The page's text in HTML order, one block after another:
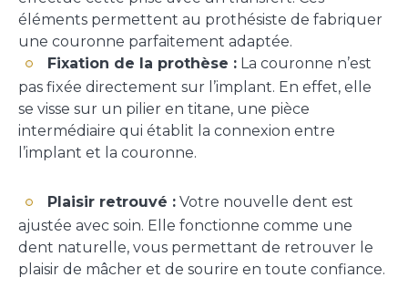
éléments permettent au prothésiste de fabriquer
une couronne parfaitement adaptée.
Fixation de la prothèse : La couronne n’est
pas fixée directement sur l’implant. En effet, elle
se visse sur un pilier en titane, une pièce
intermédiaire qui établit la connexion entre
l’implant et la couronne.
Plaisir retrouvé : Votre nouvelle dent est
ajustée avec soin. Elle fonctionne comme une
dent naturelle, vous permettant de retrouver le
plaisir de mâcher et de sourire en toute confiance.